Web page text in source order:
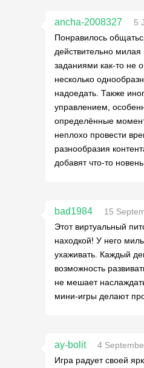
ancha-2008327
5
Понравилось
действительно
заданиями как-то не
несколько
надоедать. Также
управлением,
определённые
неплохо провести
разнообразия
добавят что-то
bad1984
15
Этот виртуальный
находкой! У него
ухаживать. Каждый
возможность
не мешает
мини-игры делают
ay-bolit
4
Игра радует своей